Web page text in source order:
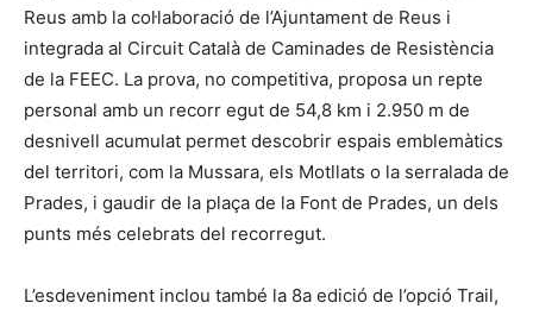
Reus amb la col·laboració de l’Ajuntament de Reus i
integrada al Circuit Català de Caminades de Resistència
de la FEEC. La prova, no competitiva, proposa un repte
personal amb un recorr egut de 54,8 km i 2.950 m de
desnivell acumulat permet descobrir espais emblemàtics
del territori, com la Mussara, els Motllats o la serralada de
Prades, i gaudir de la plaça de la Font de Prades, un dels
punts més celebrats del recorregut.
L’esdeveniment inclou també la 8a edició de l’opció Trail,